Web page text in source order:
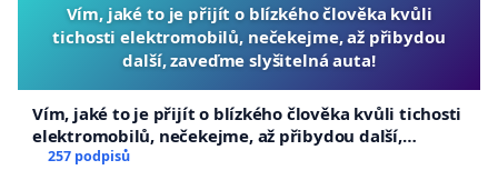
Vím, jaké to je přijít o blízkého člověka kvůli
tichosti elektromobilů, nečekejme, až přibydou
další, zaveďme slyšitelná auta!
Vím, jaké to je přijít o blízkého člověka kvůli tichosti
elektromobilů, nečekejme, až přibydou další,
zaveďme slyšitelná auta!
257 podpisů